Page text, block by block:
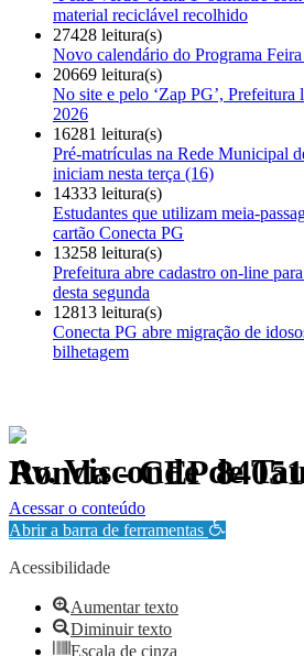
material reciclável recolhido
27428 leitura(s)
Novo calendário do Programa
20669 leitura(s)
No site e pelo ‘Zap PG’,
2026
16281 leitura(s)
Pré-matrículas na Rede Municipal
iniciam nesta terça (16)
14333 leitura(s)
Estudantes que utilizam meia-
cartão Conecta PG
13258 leitura(s)
Prefeitura abre cadastro on-line
desta segunda
12813 leitura(s)
Conecta PG abre migração de
bilhetagem
Av. Visconde de Taunay, 950 - Ronda -
Política de Privacidade.
Acessar o conteúdo
Abrir a barra de ferramentas
Acessibilidade
Aumentar texto
Diminuir texto
Escala de cinza